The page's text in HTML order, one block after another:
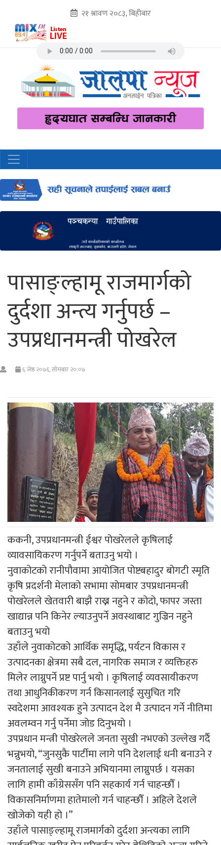
२१ श्रावण २०८३, बिहीबार
पासाङ्ल्हामू राजमार्गको
दुर्दशा अन्त्य गर्नुपर्छ –
उपप्रधानमन्त्री पोखरेल
६ जेष्ठ २०७६, सोमबार २०:०७
ककनी, उपप्रधानमन्त्री ईश्वर पोखरेलले कृषिलाई
व्यावसायिकरण गर्नुपर्ने बताउनु भयो ।
नुवाकोटको रानीपौवामा आयोजित पोष्टबहादुर बोगटी स्मृति
कृषि प्रदर्शनी मेलाको सभामा सोमबार उपप्रधानमन्त्री
पोखरेलले खेतवारी बाझै राख्न नहुने र कोदो, फापर जस्ता
खाद्यान्न पनि किनेर ल्याउनुपर्ने अवस्थाबाट गुज्रिन नहुने
बताउनु भयो
उहाँले नुवाकोटको आर्थिक समृद्धि, पर्यटन विकास र
उत्पादनका क्षेत्रमा सबै दल, नागरिक समाज र व्यक्तिहरु
मिलेर लाग्नुपर्ने प्रष्ट पार्नु भयो । कृषिलाई व्यवसायीकरण
तथा आधुनिकीकरण गर्न किसानलाई सुसुचित गरि
स्वदेशमा आवश्यक हुने उत्पादन देश मै उत्पादन गर्ने नीतिमा
अवलम्वन गर्नु पर्नेमा जोड दिनुभयो ।
उपप्रधान मन्त्री पोखरेलले जनता सुखी नभएको उल्लेख गर्दै
भन्नुभयो, “जुनसुकै पार्टीमा लागे पनि देशलाई धनी बनाउने र
जनतालाई सुखी बनाउने अभियानमा लाग्नुपर्छ । यसका
लागि हामी काँग्रेससँग पनि सहकार्य गर्न चाहन्छौँ ।
विकासनिर्माणमा हातेमालो गर्न चाहन्छौँ । अहिले देशले
खोजेको यही हो ।”
उहाँले पासाङ्ल्हामू राजमार्गको दुर्दशा अन्त्यका लागि